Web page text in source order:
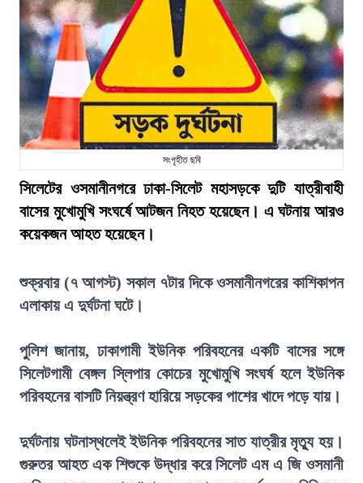
সংগৃহীত ছবি
সিলেটের ওসমানীনগরে ঢাকা-সিলেট মহাসড়কে দুটি যাত্রীবাহী
বাসের মুখোমুখি সংঘর্ষে আটজন নিহত হয়েছেন। এ ঘটনায় আরও
কয়েকজন আহত হয়েছেন।
শুক্রবার (৭ আগস্ট) সকাল ৭টার দিকে ওসমানীনগরের কাশিকাপন
এলাকায় এ দুর্ঘটনা ঘটে।
পুলিশ জানায়, ঢাকাগামী ইউনিক পরিবহনের একটি বাসের সঙ্গে
সিলেটগামী বেঙ্গল স্লিপার কোচের মুখোমুখি সংঘর্ষ হলে ইউনিক
পরিবহনের বাসটি নিয়ন্ত্রণ হারিয়ে সড়কের পাশের খাদে পড়ে যায়।
দুর্ঘটনায় ঘটনাস্থলেই ইউনিক পরিবহনের সাত যাত্রীর মৃত্যু হয়।
গুরুতর আহত এক শিশুকে উদ্ধার করে সিলেট এম এ জি ওসমানী